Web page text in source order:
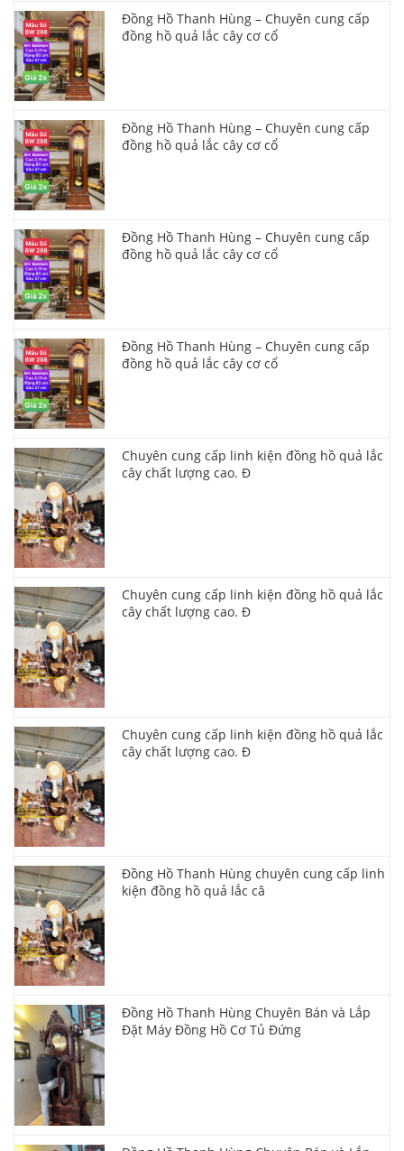
Đồng Hồ Thanh Hùng – Chuyên cung cấp
đồng hồ quả lắc cây cơ cổ
Đồng Hồ Thanh Hùng – Chuyên cung cấp
đồng hồ quả lắc cây cơ cổ
Đồng Hồ Thanh Hùng – Chuyên cung cấp
đồng hồ quả lắc cây cơ cổ
Đồng Hồ Thanh Hùng – Chuyên cung cấp
đồng hồ quả lắc cây cơ cổ
Chuyên cung cấp linh kiện đồng hồ quả lắc
cây chất lượng cao. Đ
Chuyên cung cấp linh kiện đồng hồ quả lắc
cây chất lượng cao. Đ
Chuyên cung cấp linh kiện đồng hồ quả lắc
cây chất lượng cao. Đ
Đồng Hồ Thanh Hùng chuyên cung cấp linh
kiện đồng hồ quả lắc câ
Đồng Hồ Thanh Hùng Chuyên Bán và Lắp
Đặt Máy Đồng Hồ Cơ Tủ Đứng